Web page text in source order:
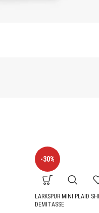
-30%
LARKSPUR MINI PLAID
DEMITASSE